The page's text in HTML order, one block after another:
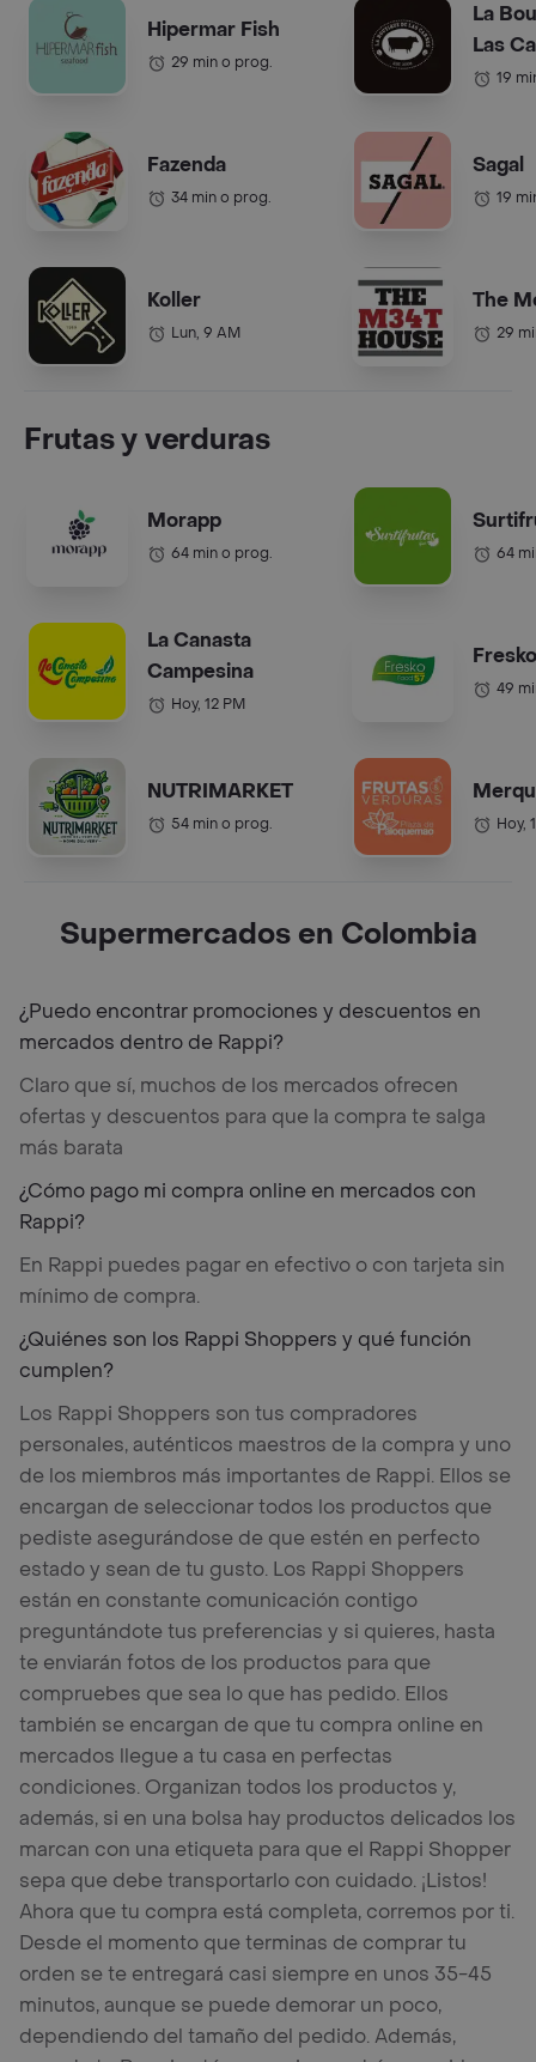
Hipermar Fish
29 min o prog.
Fazenda
34 min o prog.
Koller
Lun, 9 AM
La
Las
19
Sagal
19
The
29
Frutas y verduras
Morapp
64 min o prog.
La Canasta
Campesina
Hoy, 12 PM
NUTRIMARKET
54 min o prog.
64
49
Hoy,
Supermercados en Colombia
¿Puedo encontrar promociones y descuentos en
mercados dentro de Rappi?
Claro que sí, muchos de los mercados ofrecen
ofertas y descuentos para que la compra te salga
más barata
¿Cómo pago mi compra online en mercados con
Rappi?
En Rappi puedes pagar en efectivo o con tarjeta sin
mínimo de compra.
¿Quiénes son los Rappi Shoppers y qué función
cumplen?
Los Rappi Shoppers son tus compradores
personales, auténticos maestros de la compra y uno
de los miembros más importantes de Rappi. Ellos se
encargan de seleccionar todos los productos que
pediste asegurándose de que estén en perfecto
estado y sean de tu gusto. Los Rappi Shoppers
están en constante comunicación contigo
preguntándote tus preferencias y si quieres, hasta
te enviarán fotos de los productos para que
compruebes que sea lo que has pedido. Ellos
también se encargan de que tu compra online en
mercados llegue a tu casa en perfectas
condiciones. Organizan todos los productos y,
además, si en una bolsa hay productos delicados los
marcan con una etiqueta para que el Rappi Shopper
sepa que debe transportarlo con cuidado. ¡Listos!
Ahora que tu compra está completa, corremos por ti.
Desde el momento que terminas de comprar tu
orden se te entregará casi siempre en unos 35-45
minutos, aunque se puede demorar un poco,
dependiendo del tamaño del pedido. Además,